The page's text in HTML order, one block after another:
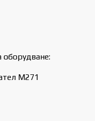
оборудване:
M271